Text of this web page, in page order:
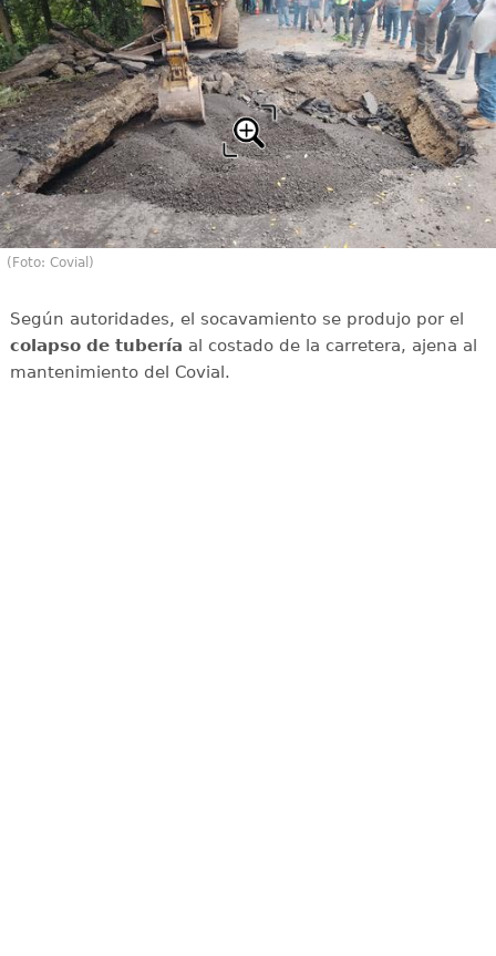
(Foto: Covial)
Según autoridades, el socavamiento se produjo por el
colapso de tubería al costado de la carretera, ajena al
mantenimiento del Covial.